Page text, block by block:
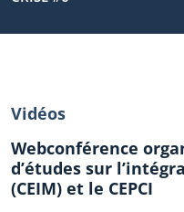
Vidéos
Webconférence
d’études sur
(CEIM) et le CEPCI